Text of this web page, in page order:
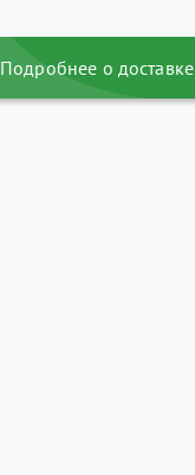
Подробнее о доставке